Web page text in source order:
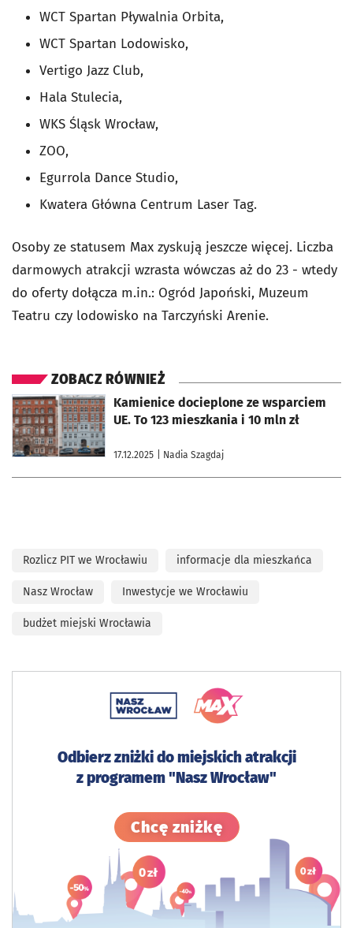
WCT Spartan Pływalnia Orbita,
WCT Spartan Lodowisko,
Vertigo Jazz Club,
Hala Stulecia,
WKS Śląsk Wrocław,
ZOO,
Egurrola Dance Studio,
Kwatera Główna Centrum Laser Tag.
Osoby ze statusem Max zyskują jeszcze więcej. Liczba
darmowych atrakcji wzrasta wówczas aż do 23 - wtedy
do oferty dołącza m.in.: Ogród Japoński, Muzeum
Teatru czy lodowisko na Tarczyński Arenie.
ZOBACZ RÓWNIEŻ
Kamienice docieplone ze wsparciem
UE. To 123 mieszkania i 10 mln zł
17.12.2025 | Nadia Szagdaj
otworzy się w nowej karcie
Rozlicz PIT we Wrocławiu informacje dla mieszkańca
Nasz Wrocław Inwestycje we Wrocławiu
budżet miejski Wrocławia
Odbierz zniżki do miejskich atrakcji
z programem "Nasz Wrocław"
Chcę zniżkęSprawdź